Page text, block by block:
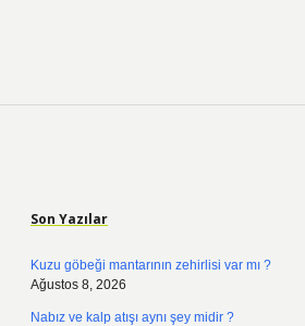
Son Yazılar
Kuzu göbeği mantarının zehirlisi var mı ?
Ağustos 8, 2026
Nabız ve kalp atışı aynı şey midir ?